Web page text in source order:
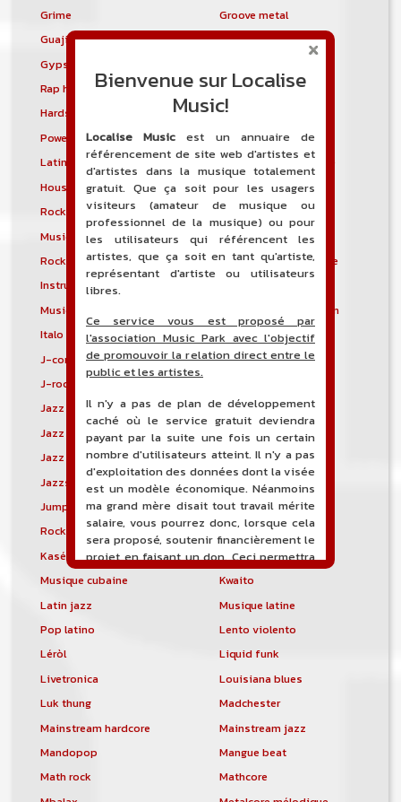
Grime
Groove metal
Guajira
Guaracha
Gypsy punk
Rap hardcore
Industrial hardcore
Hardstep
Hardstyle
Power noise
Heavenly voices
Latin metal
Musique hindoustanie
House progressive
Tropical house
Rock indépendant
Indietronica
Musique industrielle
Metal industriel
Rock industriel
Musique instrumentale
Instrumental
Musique irlandaise
Rock progressif italien
Italo Disco
Italo house
J-core
J-pop
J-rock
Jazz blues
Jazz modal
Jazz Nouvelle-Orléans
Jazz punk
Jazz vocal
Jazz-funk
Jazzstep
Jersey club
Jump blues
Jump-up
Rock canadien
Kansas City blues
Kasékò
Kizomba
Musique cubaine
Kwaito
Latin jazz
Musique latine
Pop latino
Lento violento
Léròl
Liquid funk
Livetronica
Louisiana blues
Luk thung
Madchester
Mainstream hardcore
Mainstream jazz
Mandopop
Mangue beat
Math rock
Mathcore
Bienvenue sur Localise
Music!
Localise Music est un annuaire de
référencement de site web d'artistes et
d'artistes dans la musique totalement
gratuit. Que ça soit pour les usagers
visiteurs (amateur de musique ou
professionnel de la musique) ou pour
les utilisateurs qui référencent les
artistes, que ça soit en tant qu'artiste,
représentant d'artiste ou utilisateurs
libres.
Ce service vous est proposé par
l'association Music Park avec l'objectif
de promouvoir la relation direct entre le
public et les artistes.
Il n'y a pas de plan de développement
caché où le service gratuit deviendra
payant par la suite une fois un certain
nombre d'utilisateurs atteint. Il n'y a pas
d'exploitation des données dont la visée
est un modèle économique. Néanmoins
ma grand mère disait tout travail mérite
salaire, vous pourrez donc, lorsque cela
sera proposé, soutenir financièrement le
projet en faisant un don. Ceci permettra
de financer l'hébergement, le nom de
de développement du site, et peut-être
une campagne de communication. Il va
comptabilité sera totalement publique
visible directement sur le site.
Un nouveau service de petites annonces
pour musicien vous est proposé sur le
site. Ce service permet, lorsque vous
êtes musiciens ou un groupe, un
orchestre, DJ, etc... de chercher un/des